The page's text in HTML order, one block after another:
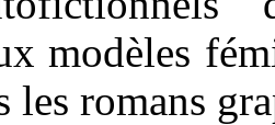
modèles
les romans